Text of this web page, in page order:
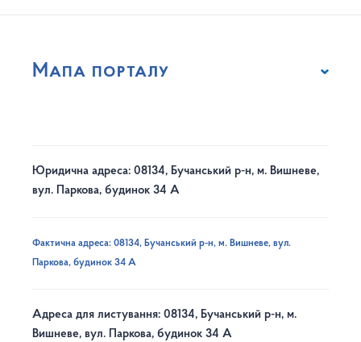
Мапа порталу
Юридична адреса: 08134, Бучанський р-н, м. Вишневе,
вул. Паркова, будинок 34 А
Фактична адреса: 08134, Бучанський р-н, м. Вишневе, вул.
Паркова, будинок 34 А
Адреса для листування: 08134, Бучанський р-н, м.
Вишневе, вул. Паркова, будинок 34 А